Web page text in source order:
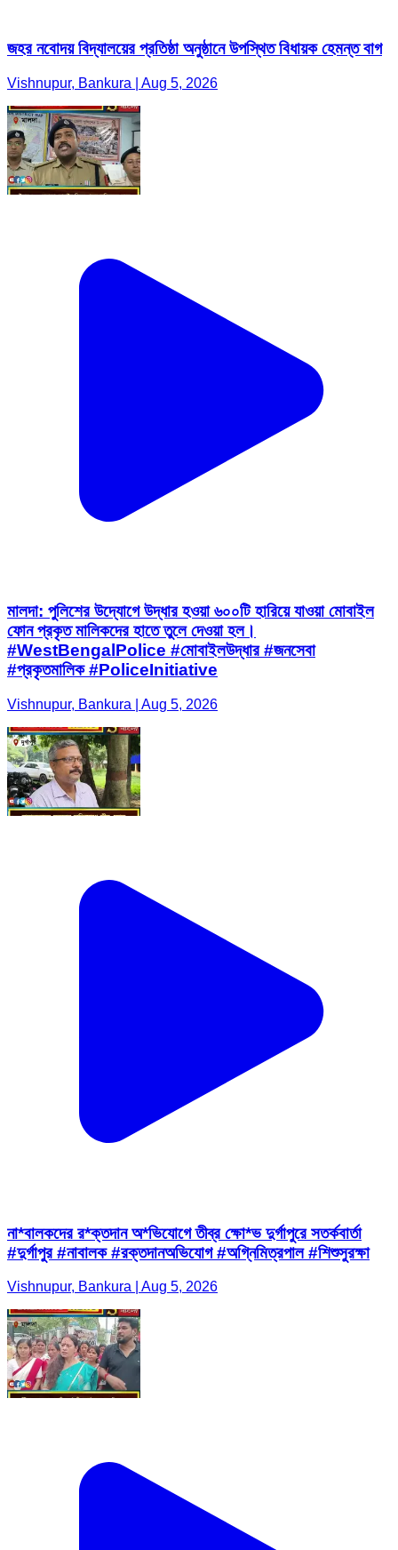
জহর নবোদয় বিদ্যালয়ের প্রতিষ্ঠা অনুষ্ঠানে উপস্থিত বিধায়ক হেমন্ত বাগ
Vishnupur, Bankura | Aug 5, 2026
মালদা: পুলিশের উদ্যোগে উদ্ধার হওয়া ৬০০টি হারিয়ে যাওয়া মোবাইল
ফোন প্রকৃত মালিকদের হাতে তুলে দেওয়া হল।
#WestBengalPolice #মোবাইলউদ্ধার #জনসেবা
#প্রকৃতমালিক #PoliceInitiative
Vishnupur, Bankura | Aug 5, 2026
না*বালকদের র*ক্তদান অ*ভিযোগে তীব্র ক্ষো*ভ দুর্গাপুরে সতর্কবার্তা
#দুর্গাপুর #নাবালক #রক্তদানঅভিযোগ #অগ্নিমিত্রপাল #শিশুসুরক্ষা
Vishnupur, Bankura | Aug 5, 2026